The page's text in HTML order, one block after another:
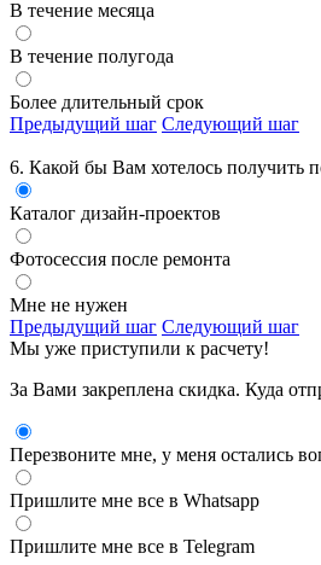
В течение месяца
В течение полугода
Более длительный срок
Предыдущий шаг Следующий шаг
6. Какой бы Вам хотелось получить
Каталог дизайн-проектов
Фотосессия после ремонта
Мне не нужен
Предыдущий шаг Следующий шаг
Мы уже приступили к расчету!
За Вами закреплена скидка. Куда
Перезвоните мне, у меня остались
Пришлите мне все в Whatsapp
Пришлите мне все в Telegram